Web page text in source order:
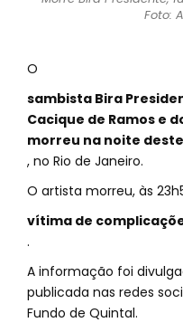
Foto:
O
sambista Bira
Cacique de Ramos e
morreu na noite
, no Rio de Janeiro.
O artista morreu, às
vítima de
.
A informação foi
publicada nas redes
Fundo de Quintal.